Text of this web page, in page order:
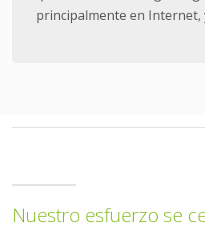
principalmente en Internet,
Nuestro esfuerzo se